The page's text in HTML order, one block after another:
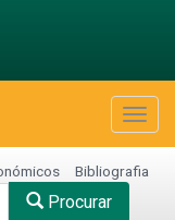
Bibliografia
Procurar